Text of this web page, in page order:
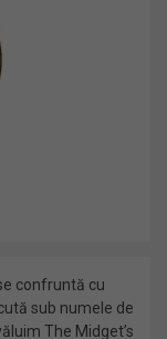
confruntă cu
sub numele de
The Midget’s